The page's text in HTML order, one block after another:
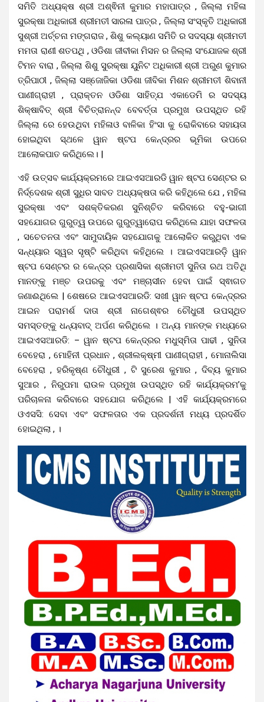
ସମିତି ଅଧ୍ୟକ୍ଷ ଶ୍ରୀ ଅଶ୍ଵିନୀ କୁମାର ମହାପାତ୍ର , ଜିଲ୍ଲା ମହିଳା
ସୁରକ୍ଷା ଅଧିକାରୀ ଶ୍ରୀମତୀ ସାରଳା ପାତ୍ର , ଜିଲ୍ଲା ସଂସ୍କୃତି ଅଧିକାରୀ
ସୁଶ୍ରୀ ଅର୍ଚ୍ଚନା ମଙ୍ଗରାଜ , ଶିଶୁ କଲ୍ୟାଣ ସମିତି ର ସଦସ୍ୟା ଶ୍ରୀମତୀ
ମମତା ରାଣୀ ଶତପଥି , ଓଡିଶା ଜୀବୀକା ମିସନ ର ଜିଲ୍ଲା ସଂଯୋଜକ ଶ୍ରୀ
ଟିମନ ବାରା , ଜିଲ୍ଲା ଶିଶୁ ସୁରକ୍ଷା ୟୁନିଟ ଅଧିକାରୀ ଶ୍ରୀ ଅରୁଣ କୁମାର
ତ୍ରିପାଠୀ , ଜିଲ୍ଲା ସଞ୍ଜୋଜିକା ଓଡିଶା ଜୀବିକା ମିଶନ ଶ୍ରୀମତୀ ଶିବାନୀ
ପାଣୀଗ୍ରାହୀ , ପ୍ରାକ୍ତନ ଓଡିଶା ସାହିତ୍ଯ ଏକାଡେମି ର ସଦସ୍ୟ
ଶିକ୍ଷାବିତ୍ ଶ୍ରୀ ବିଚିତ୍ରାନନ୍ଦ ବେବର୍ତ୍ତା ପ୍ରମୁଖ ଉପସ୍ଥିତ ରହି
ଜିଲ୍ଲା ରେ ହେଉଥିବା ମହିଳାଓ ବାଳିକା ହିଂସା କୁ ରୋକିବାରେ ସହାୟତା
ହୋଇଥିବା ସ୍ଥଳେ ୱାନ ଷ୍ଟପ କେନ୍ଦ୍ରର ଭୂମିକା ଉପରେ
ଆଲୋକପାତ କରିଥିଲେ। |
ଏହି ଉତ୍ସବ କାର୍ଯ୍ୟକ୍ରମରେ ଆଇଏସଆରଡି ୱାନ ଷ୍ଟପ ସେଣ୍ଟର ର
ନିର୍ଦ୍ଦେଶକ ଶ୍ରୀ ସୁଧିର ସାବତ ଅଧ୍ୟକ୍ଷତା କରି କହିଥିଲେ ଯେ , ମହିଳା
ସୁରକ୍ଷା ଏବଂ ସଶକ୍ତିକରଣ ସୁନିଶ୍ଚିତ କରିବାରେ ବହୁ-ଭାଗୀ
ସହଯୋଗର ଗୁରୁତ୍ୱ ଉପରେ ଗୁରୁତ୍ୱାରୋପ କରିଥିଲେ ଯାହା ସଫଳତା
, ସଚେତନତା ଏବଂ ସାମୁଦାୟିକ ସହଯୋଗକୁ ଆଲୋକିତ କରୁଥିବା ଏକ
ସନ୍ଧ୍ୟାର ସ୍ୱର ସୃଷ୍ଟି କରିଥିବା କହିଥିଲେ । ଆଇଏସଆରଡ଼ି ୱାନ
ଷ୍ଟପ ସେଣ୍ଟର ର କେନ୍ଦ୍ର ପ୍ରଶାସିକା ଶ୍ରୀମତୀ ସୁନିତା ରଥ ଅତିଥି
ମାନଙ୍କୁ ମଞ୍ଚ ଉପରକୁ ଏବଂ ମଞ୍ଚାସୀନ ହେବା ପାଇଁ ସ୍ଵାଗତ
ଜଣାଈଥିଲେ | ଶେଷରେ ଆଇଏସଆରଡି: ସଖୀ ୱାନ ଷ୍ଟପ କେନ୍ଦ୍ରର
ଆଇନ ପରାମର୍ଶ ଦାତା ଶ୍ରୀ ନାଗେଶ୍ଵର ଚୌଧୁରୀ ଉପସ୍ଥିତ
ସମସ୍ତଙ୍କୁ ଧନ୍ୟବାଦ୍ ଅର୍ପଣ କରିଥିଲେ । ଅନ୍ୟ ମାନଙ୍କ ମଧ୍ୟରେ
ଆଇଏସଆରଡି: – ୱାନ ଷ୍ଟପ କେନ୍ଦ୍ରର ମଧୁସ୍ମିତା ପାଢୀ , ସୁନିତା
ବେହେରା , ମୋହିନୀ ପ୍ରଧାନ , ଶ୍ରୀଲକ୍ଷ୍ମୀ ପାଣୀଗ୍ରାହୀ , ମୋନାଲିସା
ବେହେରା , ହରିକୃଷ୍ଣ ଚୌଧୁରୀ , ଟି ସୁରେଶ କୁମାର , ଦିବ୍ୟ କୁମାର
ସୁଆର , ନିରୁପମା ରାଉଳ ପ୍ରମୁଖ ଉପସ୍ଥିତ ରହି କାର୍ଯ୍ୟକ୍ରମ’କୁ
ପରିଚାଳନା କରିବାରେ ସହଯୋଗ କରିଥିଲେ | ଏହି କାର୍ଯ୍ୟକ୍ରମରେ
ଓଏସସି: ସେବା ଏବଂ ସଫଳତାର ଏକ ପ୍ରଦର୍ଶନୀ ମଧ୍ୟ ପ୍ରଦର୍ଶିତ
ହୋଇଥିଲା , ।